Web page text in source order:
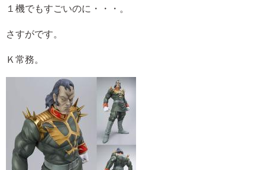
１機でもすごいのに・・・。
さすがです。
Ｋ常務。